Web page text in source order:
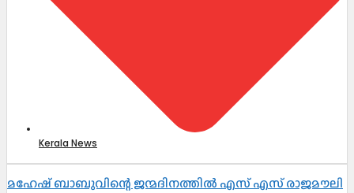
Kerala News
മഹേഷ് ബാബുവിന്റെ ജന്മദിനത്തിൽ എസ് എസ് രാജമൗലി